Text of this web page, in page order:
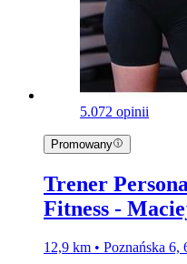
5.072 opinii
Promowany
Trener
Fitness -
12,9 km • Poznańska 6,